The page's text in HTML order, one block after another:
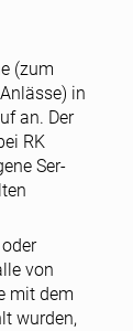
(zum
in
an. Der
RK
Ser-
von
mit dem
wurden,